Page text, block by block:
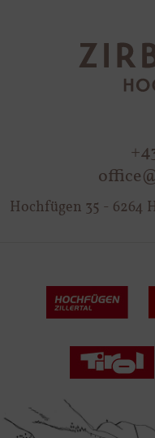
Hochfügen 35 - 6264